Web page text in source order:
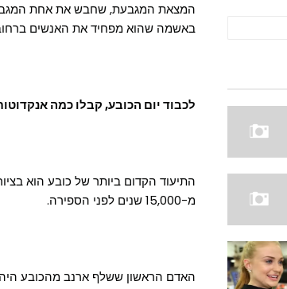
באשמה שהוא מפחיד את האנשים ברחוב. הוא
לכבוד יום הכובע, קבלו כמה
מ-15,000 שנים לפני הספירה.
האדם הראשון ששלף ארנב מהכובע היה קוסם